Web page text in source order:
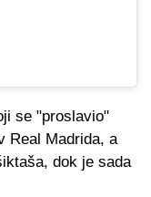
se "proslavio"
Real Madrida, a
dok je sada